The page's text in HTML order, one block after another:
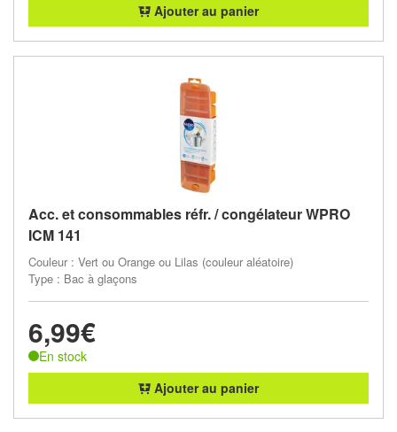
Ajouter au panier
Acc. et consommables réfr. / congélateur WPRO
ICM 141
Couleur : Vert ou Orange ou Lilas (couleur aléatoire)
Type : Bac à glaçons
6,99€
En stock
Ajouter au panier